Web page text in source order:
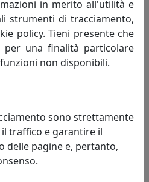
LIMAC DESIGN, TORTORA,
in merito all'utilità e
strumenti di tracciamento,
policy. Tieni presente che
una finalità particolare
non disponibili.
sono strettamente
traffico e garantire il
delle pagine e, pertanto,